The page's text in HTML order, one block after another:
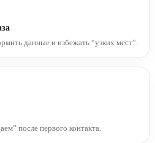
данные и избежать “узких мест”.
после первого контакта.